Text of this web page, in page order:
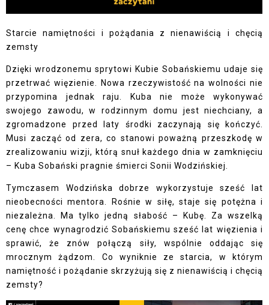
Starcie namiętności i pożądania z nienawiścią i chęcią
zemsty
Dzięki wrodzonemu sprytowi Kubie Sobańskiemu udaje się
przetrwać więzienie. Nowa rzeczywistość na wolności nie
przypomina jednak raju. Kuba nie może wykonywać
swojego zawodu, w rodzinnym domu jest niechciany, a
zgromadzone przed laty środki zaczynają się kończyć.
Musi zacząć od zera, co stanowi poważną przeszkodę w
zrealizowaniu wizji, którą snuł każdego dnia w zamknięciu
– Kuba Sobański pragnie śmierci Sonii Wodzińskiej.
Tymczasem Wodzińska dobrze wykorzystuje sześć lat
nieobecności mentora. Rośnie w siłę, staje się potężna i
niezależna. Ma tylko jedną słabość – Kubę. Za wszelką
cenę chce wynagrodzić Sobańskiemu sześć lat więzienia i
sprawić, że znów połączą siły, wspólnie oddając się
mrocznym żądzom. Co wyniknie ze starcia, w którym
namiętność i pożądanie skrzyżują się z nienawiścią i chęcią
zemsty?